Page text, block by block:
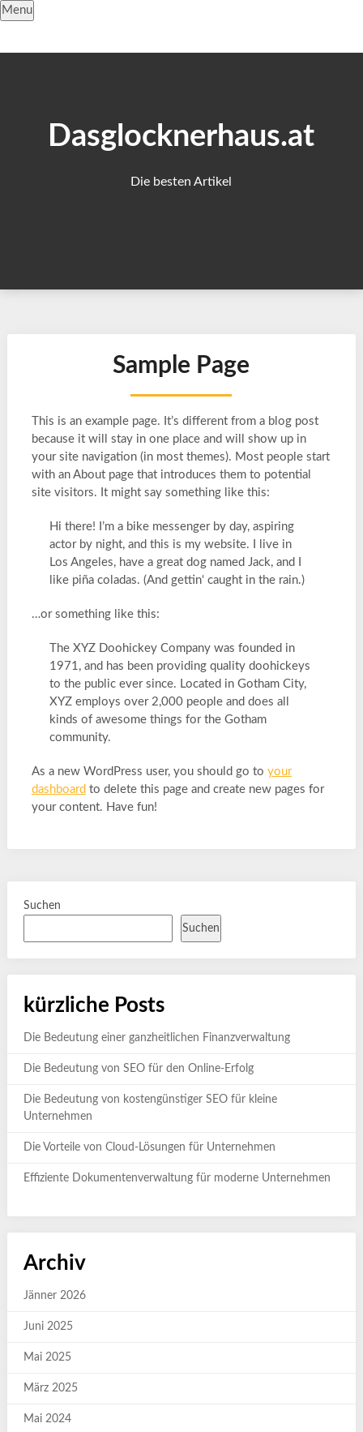
Skip
Menu
Dasglocknerhaus.at
Die besten Artikel
Sample Page
This is an example page. It’s different from a blog post
because it will stay in one place and will show up in
your site navigation (in most themes). Most people start
with an About page that introduces them to potential
site visitors. It might say something like this:
Hi there! I’m a bike messenger by day, aspiring
actor by night, and this is my website. I live in
Los Angeles, have a great dog named Jack, and I
like piña coladas. (And gettin‘ caught in the rain.)
…or something like this:
The XYZ Doohickey Company was founded in
1971, and has been providing quality doohickeys
to the public ever since. Located in Gotham City,
XYZ employs over 2,000 people and does all
kinds of awesome things for the Gotham
community.
As a new WordPress user, you should go to your
dashboard to delete this page and create new pages for
your content. Have fun!
Suchen
Suchen
kürzliche Posts
Die Bedeutung einer ganzheitlichen Finanzverwaltung
Die Bedeutung von SEO für den Online-Erfolg
Die Bedeutung von kostengünstiger SEO für kleine
Unternehmen
Die Vorteile von Cloud-Lösungen für Unternehmen
Effiziente Dokumentenverwaltung für moderne Unternehmen
Archiv
Jänner 2026
Juni 2025
Mai 2025
März 2025
Mai 2024